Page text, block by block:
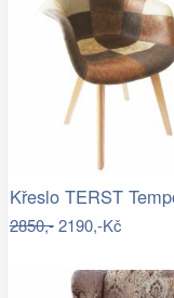
2850,-2190,-Kč